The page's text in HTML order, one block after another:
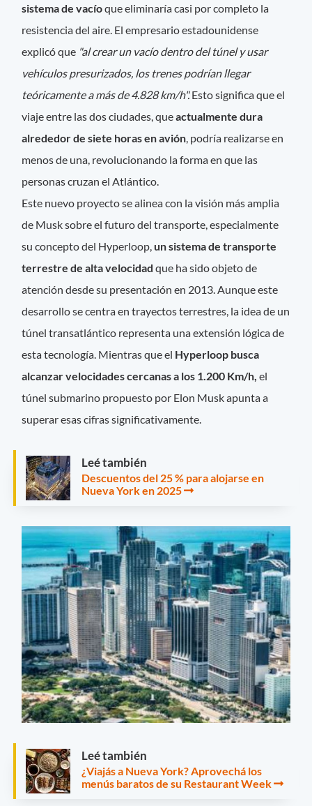
sistema de vacíoque eliminaría casi por completo la
resistencia del aire. El empresario estadounidense
explicó que "al crear un vacío dentro del túnel y usar
vehículos presurizados, los trenes podrían llegar
teóricamente a más de 4.828 km/h".Esto significa que el
viaje entre las dos ciudades, queactualmente dura
alrededor de siete horas en avión, podría realizarse en
menos de una, revolucionando la forma en que las
personas cruzan el Atlántico.
Este nuevo proyecto se alinea con la visión más amplia
de Musk sobre el futuro del transporte, especialmente
su concepto del Hyperloop, un sistema de transporte
terrestre de alta velocidadque ha sido objeto de
atención desde su presentación en 2013. Aunque este
desarrollo se centra en trayectos terrestres, la idea de un
túnel transatlántico representa una extensión lógica de
esta tecnología. Mientras que el Hyperloop busca
alcanzar velocidades cercanas a los 1.200 Km/h,el
túnel submarino propuesto por Elon Musk apunta a
superar esas cifras significativamente.
Leé también
Descuentos del 25 % para alojarse en
Nueva York en 2025
Leé también
¿Viajás a Nueva York? Aprovechá los
menús baratos de su Restaurant Week